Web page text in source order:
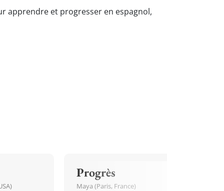
apprendre et progresser en espagnol,
Progrès
Maya (Paris, France)